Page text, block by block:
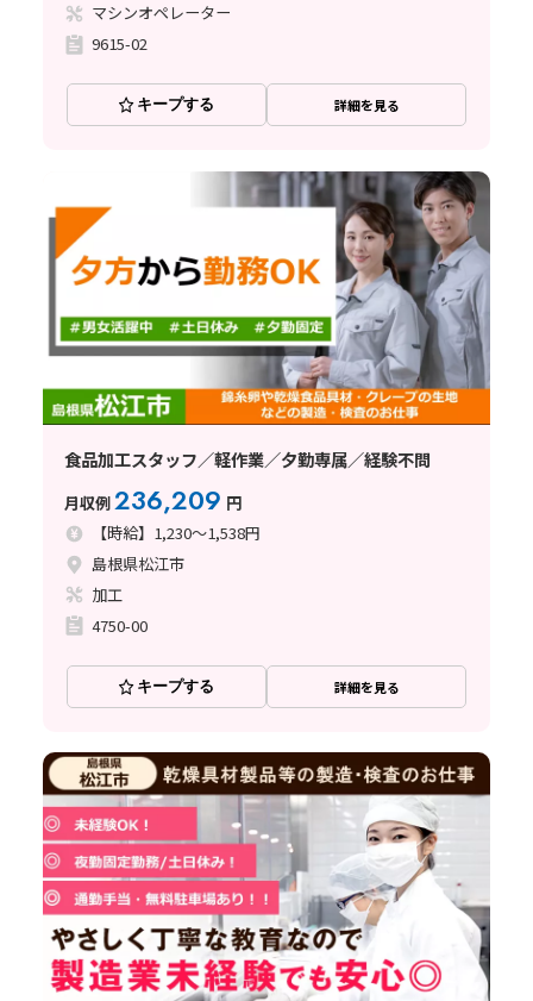
マシンオペレーター
9615-02
キープする 詳細を見る
食品加工スタッフ／軽作業／夕勤専属／経験不問
月収例236,209 円
【時給】1,230～1,538円
島根県松江市
加工
4750-00
キープする 詳細を見る